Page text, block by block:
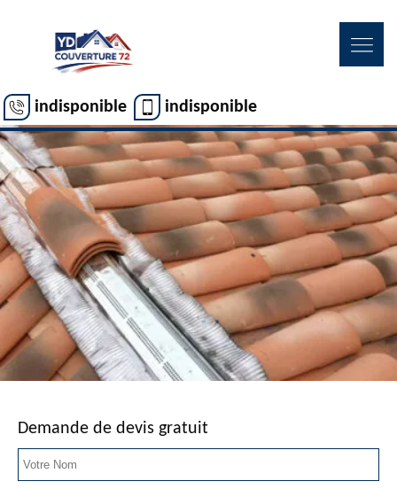
indisponible indisponible
Demande de devis gratuit